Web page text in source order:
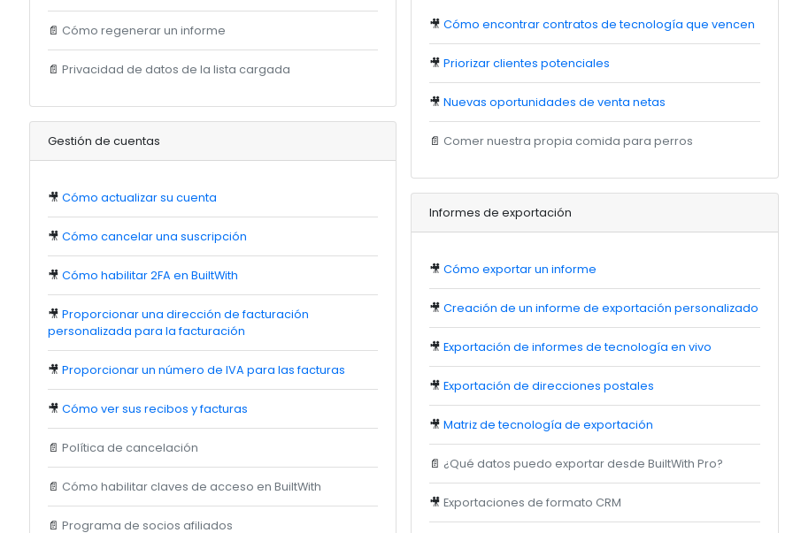
📄 Cómo regenerar un informe
📄 Privacidad de datos de la lista cargada
Gestión de cuentas
🎥 Cómo actualizar su cuenta
🎥 Cómo cancelar una suscripción
🎥 Cómo habilitar 2FA en BuiltWith
🎥 Proporcionar una dirección de facturación
personalizada para la facturación
🎥 Proporcionar un número de IVA para las facturas
🎥 Cómo ver sus recibos y facturas
📄 Política de cancelación
📄 Cómo habilitar claves de acceso en BuiltWith
📄 Programa de socios afiliados
🎥Cómo encontrar contratos de tecnología que vencen
🎥Priorizar clientes potenciales
🎥Nuevas oportunidades de venta netas
📄 Comer nuestra propia comida para perros
Informes de exportación
🎥Cómo exportar un informe
🎥Creación de un informe de exportación personalizado
🎥Exportación de informes de tecnología en vivo
🎥Exportación de direcciones postales
🎥Matriz de tecnología de exportación
📄 ¿Qué datos puedo exportar desde BuiltWith Pro?
🎥Exportaciones de formato CRM